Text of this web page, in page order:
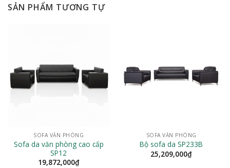
SẢN PHẨM TƯƠNG TỰ
SOFA VĂN PHÒNG
Sofa da văn phòng cao cấp
SP12
19,872,000₫
SOFA VĂN PHÒNG
Bộ sofa da SP233B
25,209,000₫